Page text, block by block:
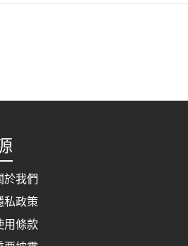
於我們
私政策
用條款